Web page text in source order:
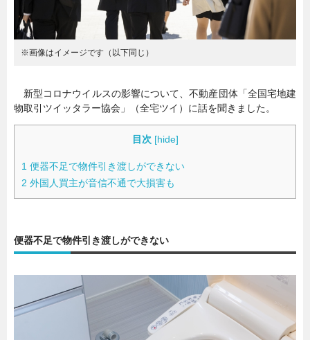
※画像はイメージです（以下同じ）
新型コロナウイルスの影響について、不動産団体「全国宅地建
物取引ツイッタラー協会」（全宅ツイ）に話を聞きました。
目次 [hide]
1 便器不足で物件引き渡しができない
2 外国人買主が音信不通で大損害も
便器不足で物件引き渡しができない